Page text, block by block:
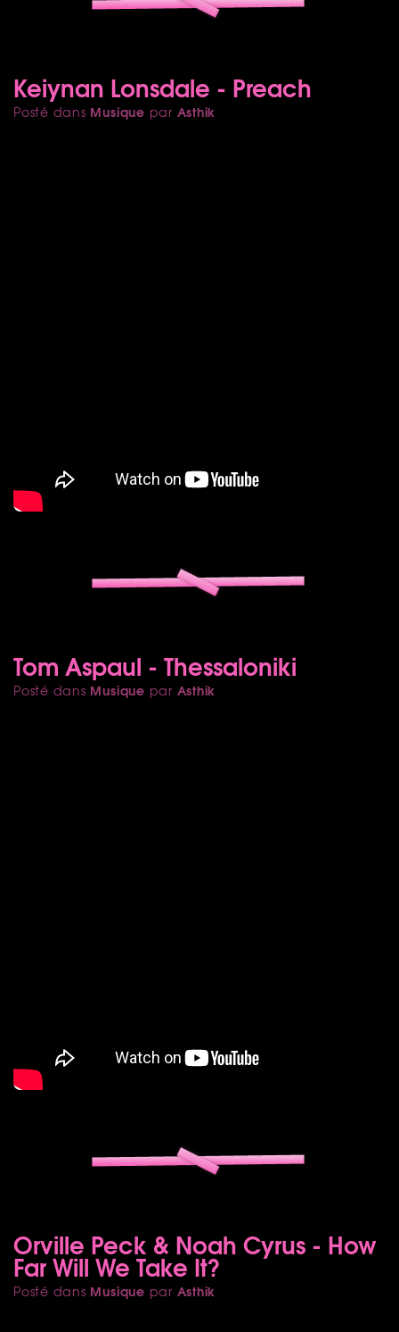
Keiynan Lonsdale - Preach
Posté dans Musique par Asthik
Tom Aspaul - Thessaloniki
Posté dans Musique par Asthik
Orville Peck & Noah Cyrus - How
Far Will We Take It?
Posté dans Musique par Asthik